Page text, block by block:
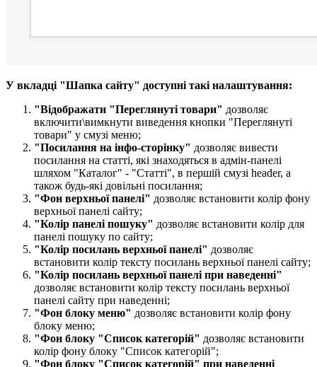
У вкладці "Шапка сайту" доступні такі налаштування:
"Відображати "Переглянуті товари​" дозволяє
включити\вимкнути виведення кнопки "Переглянуті
товари" у смузі меню;
"Посилання на інфо-сторінку​​​" дозволяє вивести
посилання на статті, які знаходяться в адмін-панелі
шляхом "Каталог" - "Статті", в першій смузі header, а
також будь-які довільні посилання;
"Фон верхньої панелі​" дозволяє встановити колір фону
верхньої панелі сайту;
"Колір панелі пошуку​" дозволяє встановити колір для
панелі пошуку по сайту;
"Колір посилань верхньої панелі​" дозволяє
встановити колір тексту посилань верхньої панелі сайту;
"Колір посилань верхньої панелі при наведенні​"
дозволяє встановити колір тексту посилань верхньої
панелі сайту при наведенні;
"Фон блоку меню" дозволяє встановити колір фону
блоку меню;
"Фон блоку "Список категорій" дозволяє встановити
колір фону блоку "Список категорій";
"Фон блоку "Список категорій" при наведенні​